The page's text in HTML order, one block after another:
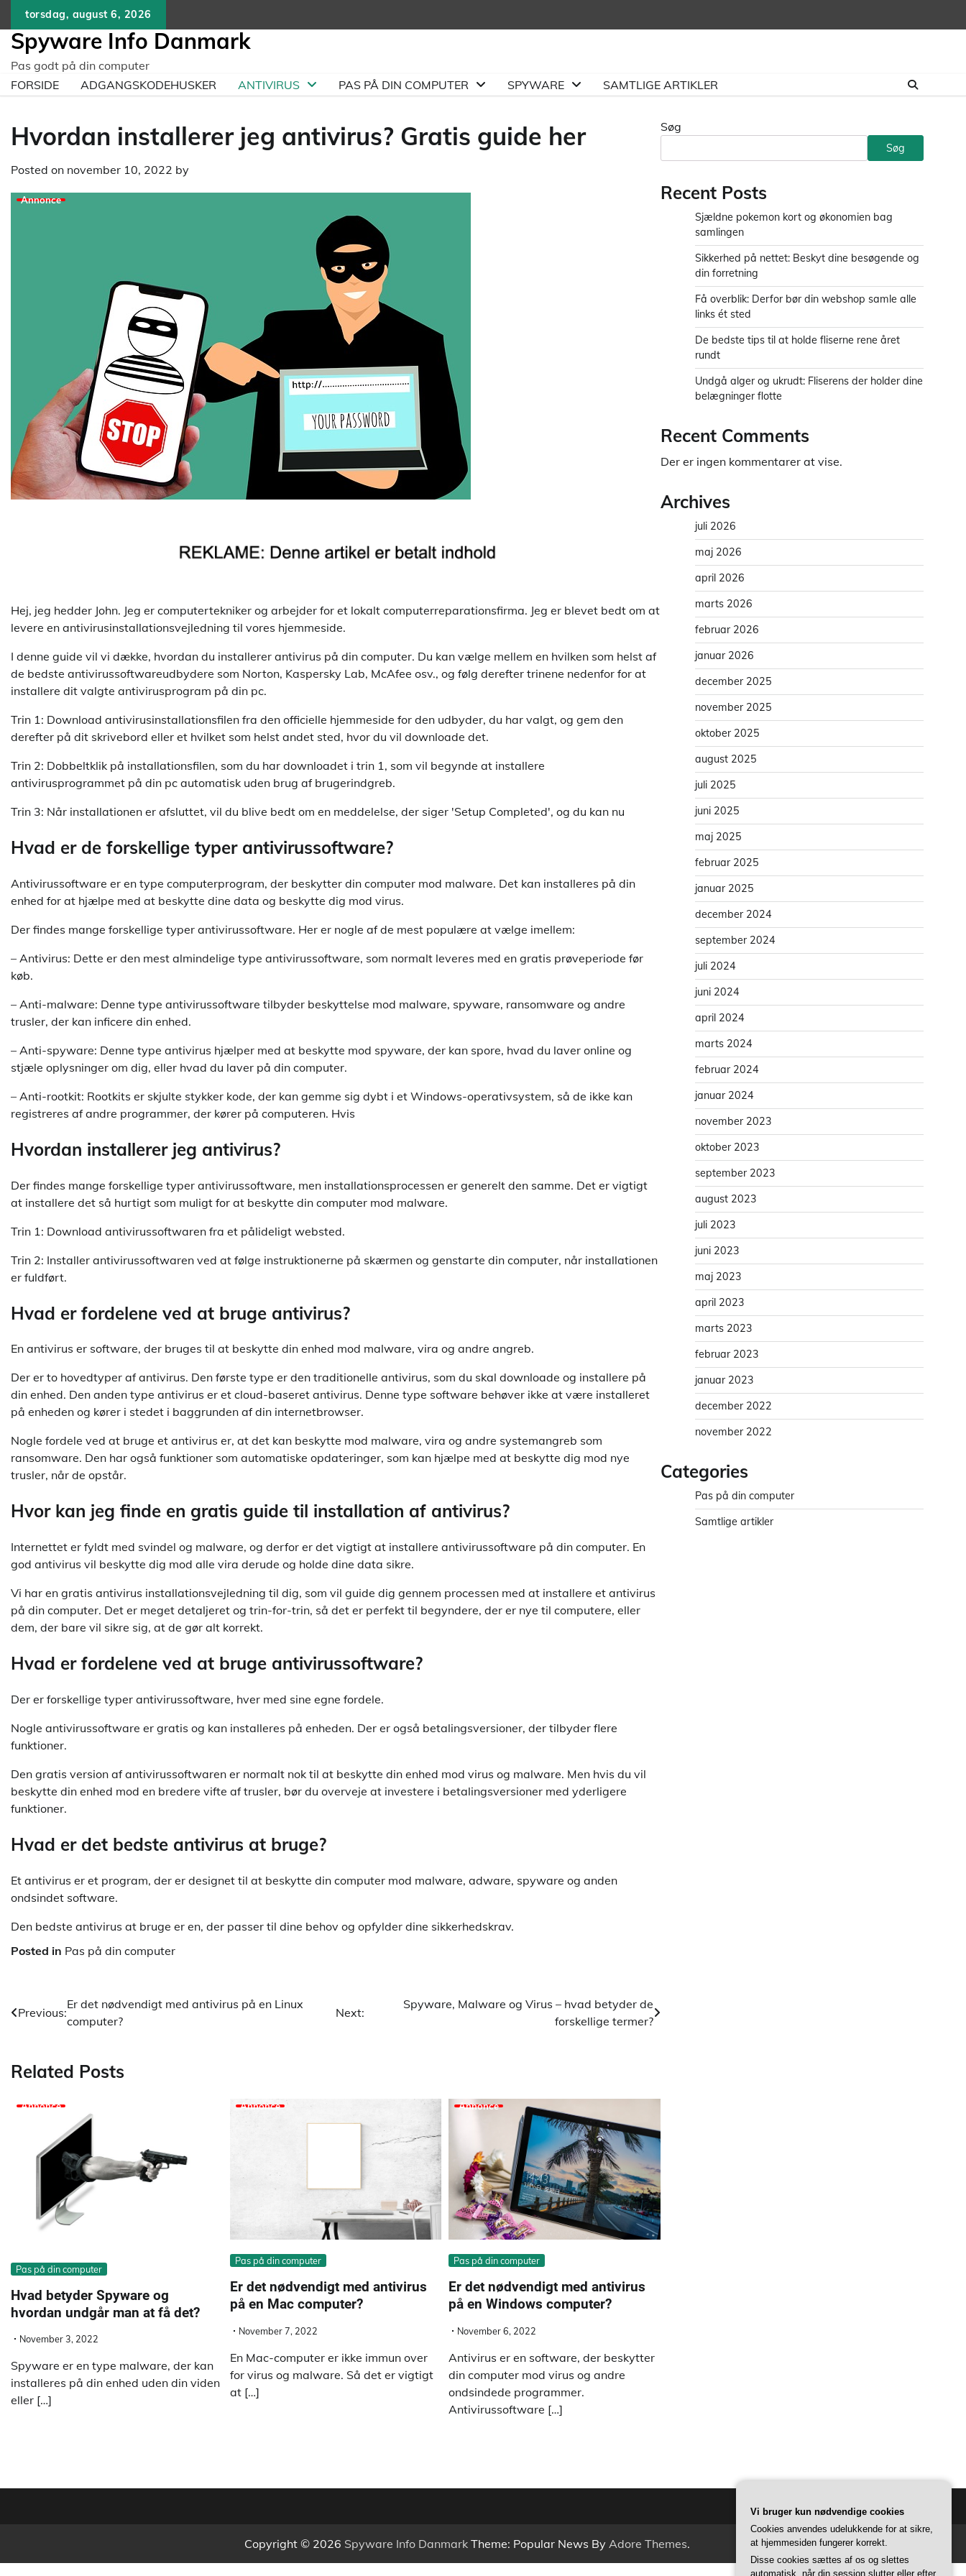
content
torsdag, august 6, 2026
Spyware Info Danmark
Pas godt på din computer
FORSIDE
ADGANGSKODEHUSKER ANTIVIRUS PAS PÅ DIN COMPUTER SPYWARE SAMTLIGE ARTIKLER
Hvordan installerer jeg antivirus? Gratis guide her
Posted on november 10, 2022 by
Annonce
Hej, jeg hedder John. Jeg er computertekniker og arbejder for et lokalt computerreparationsfirma. Jeg er blevet bedt om at
levere en antivirusinstallationsvejledning til vores hjemmeside.
I denne guide vil vi dække, hvordan du installerer antivirus på din computer. Du kan vælge mellem en hvilken som helst af
de bedste antivirussoftwareudbydere som Norton, Kaspersky Lab, McAfee osv., og følg derefter trinene nedenfor for at
installere dit valgte antivirusprogram på din pc.
Trin 1: Download antivirusinstallationsfilen fra den officielle hjemmeside for den udbyder, du har valgt, og gem den
derefter på dit skrivebord eller et hvilket som helst andet sted, hvor du vil downloade det.
Trin 2: Dobbeltklik på installationsfilen, som du har downloadet i trin 1, som vil begynde at installere
antivirusprogrammet på din pc automatisk uden brug af brugerindgreb.
Trin 3: Når installationen er afsluttet, vil du blive bedt om en meddelelse, der siger 'Setup Completed', og du kan nu
Hvad er de forskellige typer antivirussoftware?
Antivirussoftware er en type computerprogram, der beskytter din computer mod malware. Det kan installeres på din
enhed for at hjælpe med at beskytte dine data og beskytte dig mod virus.
Der findes mange forskellige typer antivirussoftware. Her er nogle af de mest populære at vælge imellem:
– Antivirus: Dette er den mest almindelige type antivirussoftware, som normalt leveres med en gratis prøveperiode før
køb.
– Anti-malware: Denne type antivirussoftware tilbyder beskyttelse mod malware, spyware, ransomware og andre
trusler, der kan inficere din enhed.
– Anti-spyware: Denne type antivirus hjælper med at beskytte mod spyware, der kan spore, hvad du laver online og
stjæle oplysninger om dig, eller hvad du laver på din computer.
– Anti-rootkit: Rootkits er skjulte stykker kode, der kan gemme sig dybt i et Windows-operativsystem, så de ikke kan
registreres af andre programmer, der kører på computeren. Hvis
Hvordan installerer jeg antivirus?
Der findes mange forskellige typer antivirussoftware, men installationsprocessen er generelt den samme. Det er vigtigt
at installere det så hurtigt som muligt for at beskytte din computer mod malware.
Trin 1: Download antivirussoftwaren fra et pålideligt websted.
Trin 2: Installer antivirussoftwaren ved at følge instruktionerne på skærmen og genstarte din computer, når installationen
er fuldført.
Hvad er fordelene ved at bruge antivirus?
En antivirus er software, der bruges til at beskytte din enhed mod malware, vira og andre angreb.
Der er to hovedtyper af antivirus. Den første type er den traditionelle antivirus, som du skal downloade og installere på
din enhed. Den anden type antivirus er et cloud-baseret antivirus. Denne type software behøver ikke at være installeret
på enheden og kører i stedet i baggrunden af din internetbrowser.
Nogle fordele ved at bruge et antivirus er, at det kan beskytte mod malware, vira og andre systemangreb som
ransomware. Den har også funktioner som automatiske opdateringer, som kan hjælpe med at beskytte dig mod nye
trusler, når de opstår.
Hvor kan jeg finde en gratis guide til installation af antivirus?
Internettet er fyldt med svindel og malware, og derfor er det vigtigt at installere antivirussoftware på din computer. En
god antivirus vil beskytte dig mod alle vira derude og holde dine data sikre.
Vi har en gratis antivirus installationsvejledning til dig, som vil guide dig gennem processen med at installere et antivirus
på din computer. Det er meget detaljeret og trin-for-trin, så det er perfekt til begyndere, der er nye til computere, eller
dem, der bare vil sikre sig, at de gør alt korrekt.
Hvad er fordelene ved at bruge antivirussoftware?
Der er forskellige typer antivirussoftware, hver med sine egne fordele.
Nogle antivirussoftware er gratis og kan installeres på enheden. Der er også betalingsversioner, der tilbyder flere
funktioner.
Den gratis version af antivirussoftwaren er normalt nok til at beskytte din enhed mod virus og malware. Men hvis du vil
beskytte din enhed mod en bredere vifte af trusler, bør du overveje at investere i betalingsversioner med yderligere
funktioner.
Hvad er det bedste antivirus at bruge?
Et antivirus er et program, der er designet til at beskytte din computer mod malware, adware, spyware og anden
ondsindet software.
Den bedste antivirus at bruge er en, der passer til dine behov og opfylder dine sikkerhedskrav.
Posted in Pas på din computer
Indlægsnavigation
Previous:
Er det nødvendigt med antivirus på en Linux
computer?
Next:
Spyware, Malware og Virus – hvad betyder de
forskellige termer?
Related Posts
Annonce
Pas på din computer
Hvad betyder Spyware og
hvordan undgår man at få det?
November 3, 2022
Spyware er en type malware, der kan
installeres på din enhed uden din viden
eller […]
Annonce
Pas på din computer
Er det nødvendigt med antivirus
på en Mac computer?
November 7, 2022
En Mac-computer er ikke immun over
for virus og malware. Så det er vigtigt
at […]
Annonce
Pas på din computer
Er det nødvendigt med antivirus
på en Windows computer?
November 6, 2022
Antivirus er en software, der beskytter
din computer mod virus og andre
ondsindede programmer.
Antivirussoftware […]
Søg
Søg
Recent Posts
Sjældne pokemon kort og økonomien bag
samlingen
Sikkerhed på nettet: Beskyt dine besøgende og
din forretning
Få overblik: Derfor bør din webshop samle alle
links ét sted
De bedste tips til at holde fliserne rene året
rundt
Undgå alger og ukrudt: Fliserens der holder dine
belægninger flotte
Recent Comments
Der er ingen kommentarer at vise.
Archives
juli 2026
maj 2026
april 2026
marts 2026
februar 2026
januar 2026
december 2025
november 2025
oktober 2025
august 2025
juli 2025
juni 2025
maj 2025
februar 2025
januar 2025
december 2024
september 2024
juli 2024
juni 2024
april 2024
marts 2024
februar 2024
januar 2024
november 2023
oktober 2023
september 2023
august 2023
juli 2023
juni 2023
maj 2023
april 2023
marts 2023
februar 2023
januar 2023
december 2022
november 2022
Categories
Pas på din computer
Samtlige artikler
Copyright © 2026 Spyware Info Danmark Theme: Popular News By Adore Themes.
Vi bruger kun nødvendige cookies
Cookies anvendes udelukkende for at sikre,
at hjemmesiden fungerer korrekt.
Disse cookies sættes af os og slettes
automatisk, når din session slutter eller efter